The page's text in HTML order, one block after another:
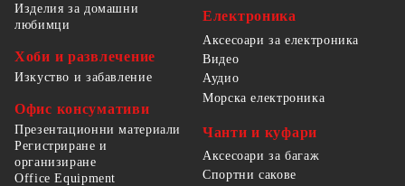
Изделия за домашни
любимци
Хоби и развлечение
Изкуство и забавление
Офис консумативи
Презентационни материали
Регистриране и
организиране
Office Equipment
Електроника
Аксесоари за електроника
Видео
Аудио
Морска електроника
Чанти и куфари
Аксесоари за багаж
Спортни сакове